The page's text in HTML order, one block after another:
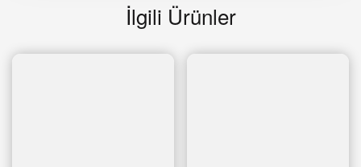
İlgili Ürünler